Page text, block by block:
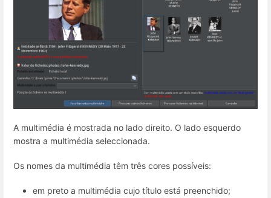
A multimédia é mostrada no lado direito. O lado esquerdo
mostra a multimédia seleccionada.
Os nomes da multimédia têm três cores possíveis:
em preto a multimédia cujo título está preenchido;